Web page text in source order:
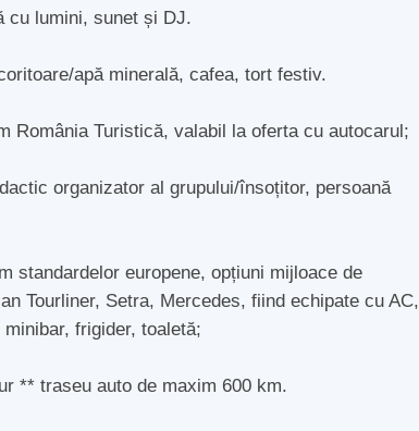
cu lumini, sunet și DJ.
apă minerală, cafea, tort festiv.
România Turistică, valabil la oferta cu autocarul;
organizator al grupului/însoțitor, persoană
standardelor europene, opțiuni mijloace de
Tourliner, Setra, Mercedes, fiind echipate cu AC,
frigider, toaletă;
** traseu auto de maxim 600 km.